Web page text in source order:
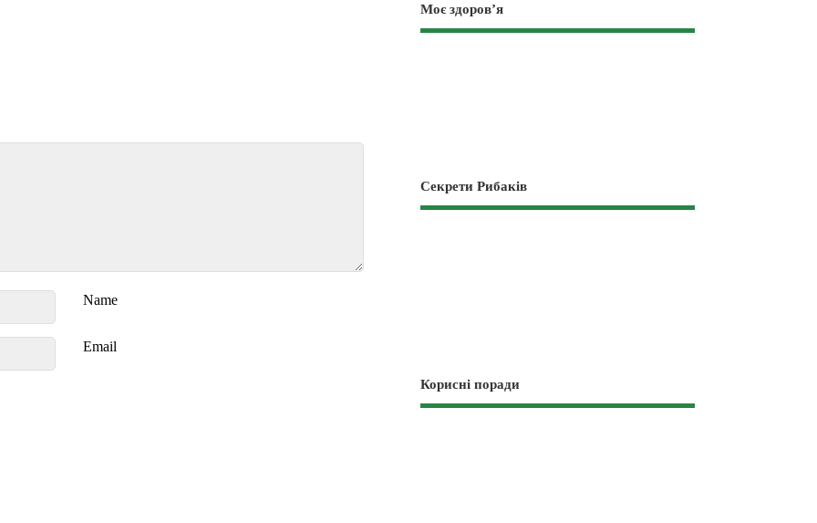
Name
Email
Моє здоров’я
Секрети Рибаків
Корисні поради